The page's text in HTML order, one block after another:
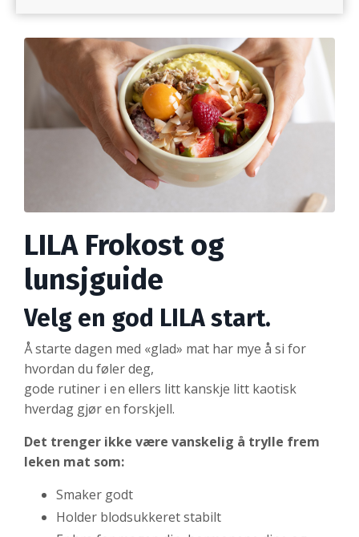
LILA Frokost og
lunsjguide
Velg en god LILA start.
Å starte dagen med «glad» mat har mye å si for
hvordan du føler deg,
gode rutiner i en ellers litt kanskje litt kaotisk
hverdag gjør en forskjell.
Det trenger ikke være vanskelig å trylle frem
leken mat som:
Smaker godt
Holder blodsukkeret stabilt